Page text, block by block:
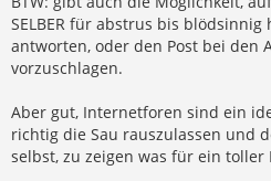
SELBER für abstrus bis
antworten, oder den Post bei den
vorzuschlagen.
Aber gut, Internetforen sind ein
richtig die Sau rauszulassen und
selbst, zu zeigen was für ein toller